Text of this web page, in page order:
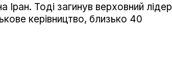
Тоді загинув верховний лідер
керівництво, близько 40